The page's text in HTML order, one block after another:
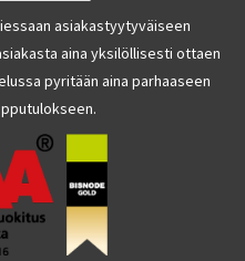
asiakastyytyväiseen
aina yksilöllisesti ottaen
pyritään aina parhaaseen